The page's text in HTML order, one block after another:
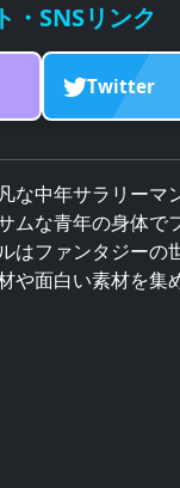
・SNSリンク
Twitter
な中年サラリーマ
ムな青年の身体で
はファンタジーの
や面白い素材を集